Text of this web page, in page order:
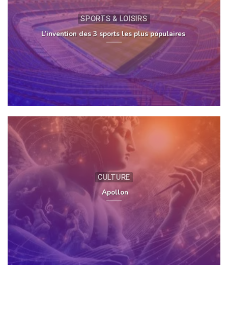
SPORTS & LOISIRS
L’invention des 3 sports les plus populaires
CULTURE
Apollon